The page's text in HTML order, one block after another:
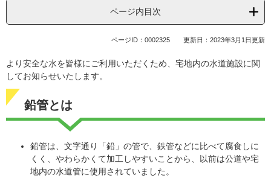
ページ内目次
ページID：0002325 更新日：2023年3月1日更新
より安全な水を皆様にご利用いただくため、宅地内の水道施設に関
してお知らせいたします。
鉛管とは
鉛管は、文字通り「鉛」の管で、鉄管などに比べて腐食しに
くく、やわらかくて加工しやすいことから、以前は公道や宅
地内の水道管に使用されていました。